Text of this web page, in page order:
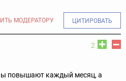
МОДЕРАТОРУ ЦИТИРОВАТЬ
2
повышают каждый месяц, а